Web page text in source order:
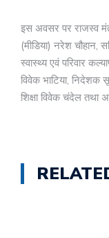
इस अवसर पर राजस्व
(मीडिया) नरेश चौहान,
स्वास्थ्य एवं परिवार
विवेक भाटिया, निदेशक
शिक्षा विवेक चंदेल तथा